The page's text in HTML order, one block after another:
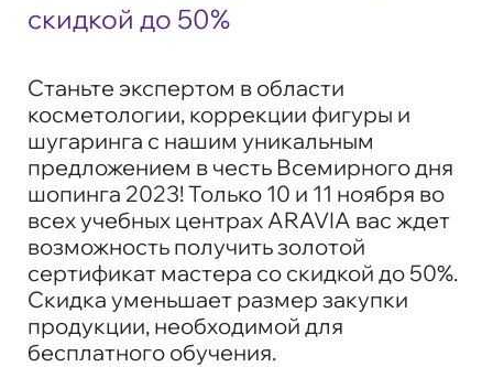
скидкой до 50%
Станьте экспертом в области
косметологии, коррекции фигуры и
шугаринга с нашим уникальным
предложением в честь Всемирного дня
шопинга 2023! Только 10 и 11 ноября во
всех учебных центрах ARAVIA вас ждет
возможность получить золотой
сертификат мастера со скидкой до 50%.
Скидка уменьшает размер закупки
продукции, необходимой для
бесплатного обучения.